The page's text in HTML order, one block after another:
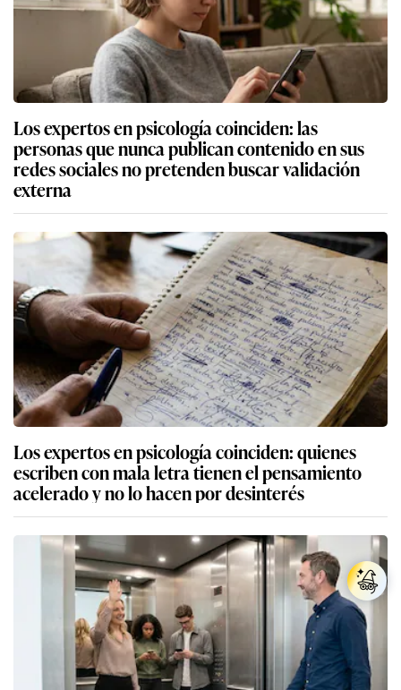
Los expertos en psicología coinciden: las
personas que nunca publican contenido en sus
redes sociales no pretenden buscar validación
externa
Los expertos en psicología coinciden: quienes
escriben con mala letra tienen el pensamiento
acelerado y no lo hacen por desinterés